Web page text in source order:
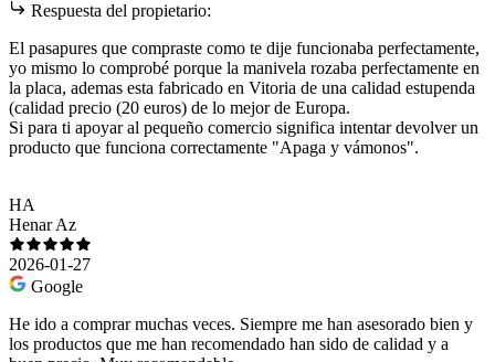
Respuesta del propietario:
El pasapures que compraste como te dije funcionaba perfectamente,
yo mismo lo comprobé porque la manivela rozaba perfectamente en
la placa, ademas esta fabricado en Vitoria de una calidad estupenda
(calidad precio (20 euros) de lo mejor de Europa.
Si para ti apoyar al pequeño comercio significa intentar devolver un
producto que funciona correctamente "Apaga y vámonos".
HA
Henar Az
2026-01-27
Google
He ido a comprar muchas veces. Siempre me han asesorado bien y
los productos que me han recomendado han sido de calidad y a